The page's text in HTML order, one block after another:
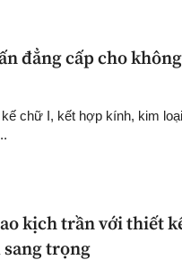
đẳng cấp cho
chữ I, kết hợp kính, kim
kịch trần với thiết
trọng